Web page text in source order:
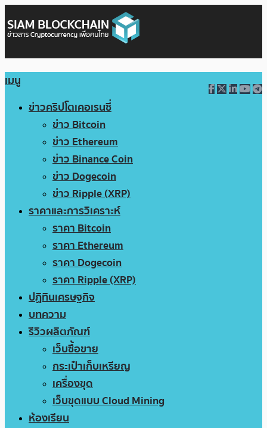
เมนู
ข่าวคริปโตเคอเรนซี่
ข่าว Bitcoin
ข่าว Ethereum
ข่าว Binance Coin
ข่าว Dogecoin
ข่าว Ripple (XRP)
ราคาและการวิเคราะห์
ราคา Bitcoin
ราคา Ethereum
ราคา Dogecoin
ราคา Ripple (XRP)
ปฏิทินเศรษฐกิจ
บทความ
รีวิวผลิตภัณฑ์
เว็บซื้อขาย
กระเป๋าเก็บเหรียญ
เครื่องขุด
เว็บขุดแบบ Cloud Mining
ห้องเรียน